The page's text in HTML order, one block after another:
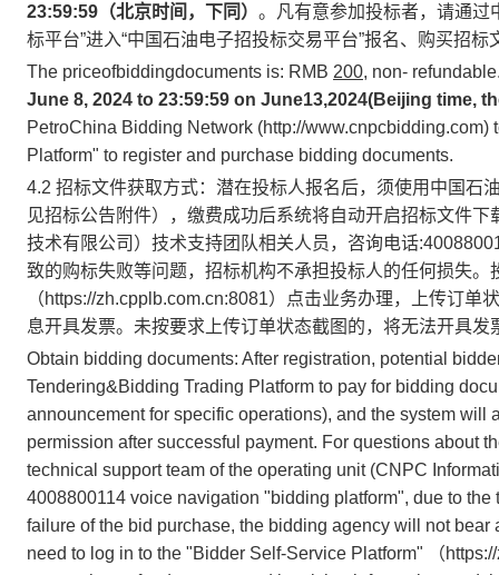
23:59:59 （北京时间，下同） 。凡有意参加投标者，请通过
标平台”进入“中国石油电子招投标交易平台”报名、购买招标
The priceofbiddingdocuments is: RMB 200, non-
June 8, 2024 to 23:59:59 on June13,2024(Beijing time,
PetroChina Bidding Network (http://
Platform" to register and purchase bidding documents.
4.2 招标文件获取方式：潜在投标人报名后，须使用中国石
见招标公告附件），缴费成功后系统将自动开启招标文件
技术有限公司）技术支持团队相关人员，咨询电话
致的购标失败等问题，招标机构不承担投标人的任何损失。
（https://zh.cpplb.com.cn:8081）点击业务办理，上传订
息开具发票。未按要求上传订单状态截图的，将无法开具
Obtain bidding documents: After registration, potential
Tendering&Bidding Trading Platform to pay for bidding
announcement for specific operations), and the system
permission after successful payment. For questions about
technical support team of the operating unit (CNPC
4008800114 voice navigation "bidding platform", due to
failure of the bid purchase, the bidding agency will not
need to log in to the "Bidder Self-Service Platform" （